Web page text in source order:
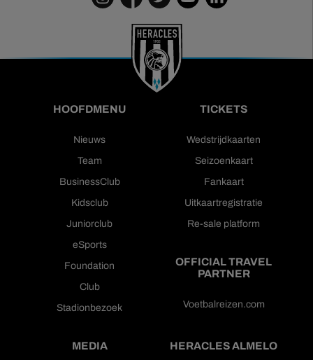
HOOFDMENU
Nieuws
Team
BusinessClub
Kidsclub
Juniorclub
eSports
Foundation
Club
Stadionbezoek
TICKETS
Wedstrijdkaarten
Seizoenkaart
Fankaart
Uitkaartregistratie
Re-sale platform
OFFICIAL TRAVEL
PARTNER
Voetbalreizen.com
MEDIA HERACLES ALMELO